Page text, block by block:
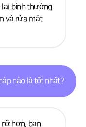
lại bình thường
và rửa mặt
nào là tốt nhất?
rỡ hơn, bạn